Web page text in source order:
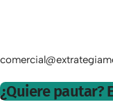
¿Quiere pautar?